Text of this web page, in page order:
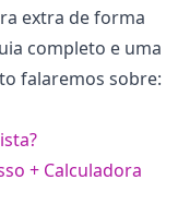
extra de forma
completo e uma
falaremos sobre:
+ Calculadora